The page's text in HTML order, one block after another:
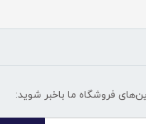
فروشگاه ما باخبر شوید: